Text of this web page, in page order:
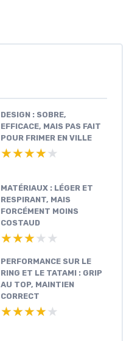
DESIGN : SOBRE,
EFFICACE, MAIS PAS FAIT
POUR FRIMER EN VILLE
★★★★★
★★★★★
MATÉRIAUX : LÉGER ET
RESPIRANT, MAIS
FORCÉMENT MOINS
COSTAUD
★★★★★
★★★★★
PERFORMANCE SUR LE
RING ET LE TATAMI : GRIP
AU TOP, MAINTIEN
CORRECT
★★★★★
★★★★★